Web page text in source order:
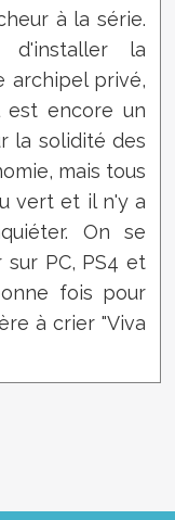
à la série.
d'installer la
archipel privé,
encore un
la solidité des
mais tous
vert et il n'y a
On se
PC, PS4 et
fois pour
à crier "Viva